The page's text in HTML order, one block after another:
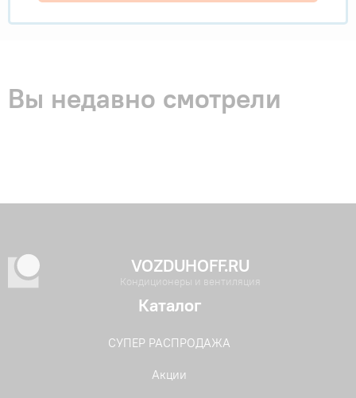
Вы недавно смотрели
VOZDUHOFF.RU
Кондиционеры и вентиляция
Каталог
СУПЕР РАСПРОДАЖА
Акции